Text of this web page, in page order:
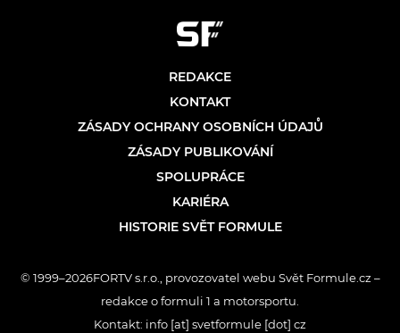
REDAKCE
KONTAKT
ZÁSADY OCHRANY OSOBNÍCH ÚDAJŮ
ZÁSADY PUBLIKOVÁNÍ
SPOLUPRÁCE
KARIÉRA
HISTORIE SVĚT FORMULE
© 1999–2026FORTV s.r.o., provozovatel webu Svět Formule.cz –
redakce o formuli 1 a motorsportu.
Kontakt: info [at] svetformule [dot] cz